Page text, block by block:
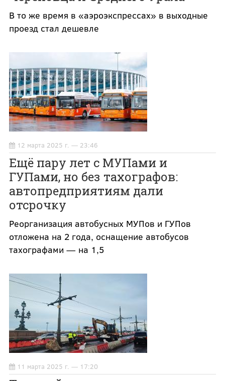
В то же время в «аэроэкспрессах» в выходные
проезд стал дешевле
12 марта 2025 г. — 23:46
Ещё пару лет с МУПами и
ГУПами, но без тахографов:
автопредприятиям дали
отсрочку
Реорганизация автобусных МУПов и ГУПов
отложена на 2 года, оснащение автобусов
тахографами — на 1,5
11 марта 2025 г. — 17:20